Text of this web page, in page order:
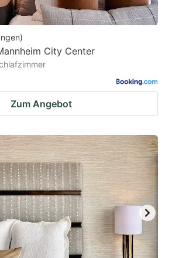
)
City Center
Zum Angebot